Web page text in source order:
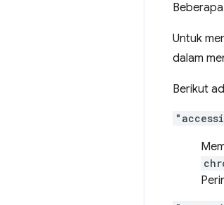
Untuk
dalam
Berikut